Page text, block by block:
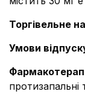
Торгівельне
Умови